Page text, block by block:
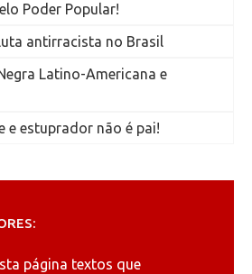
Poder Popular!
antirracista no Brasil
Latino-Americana e
e estuprador não é pai!
página textos que